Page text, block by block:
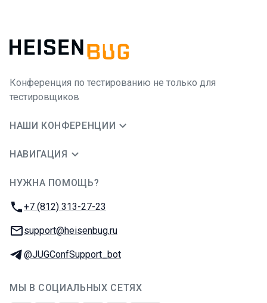
Конференция по тестированию не только для
тестировщиков
НАШИ КОНФЕРЕНЦИИ
НАВИГАЦИЯ
НУЖНА ПОМОЩЬ?
Телефон:
+7 (812) 313-27-23
E-mail:
support@heisenbug.ru
Телеграм:
@JUGConfSupport_bot
МЫ В СОЦИАЛЬНЫХ СЕТЯХ